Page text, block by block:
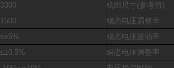
3300 机组尺寸(参考值)
1500 稳态电压调整率
≤±5% 稳态电压波动率
≤±0.5% 瞬态电压调整率